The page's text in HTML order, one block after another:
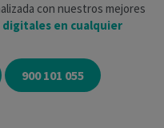
con nuestros mejores
digitales en cualquier
900 101 055